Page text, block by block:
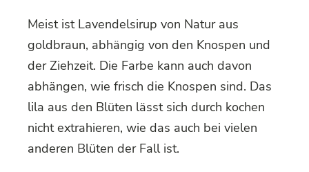
Meist ist Lavendelsirup von Natur aus
goldbraun, abhängig von den Knospen und
der Ziehzeit. Die Farbe kann auch davon
abhängen, wie frisch die Knospen sind. Das
lila aus den Blüten lässt sich durch kochen
nicht extrahieren, wie das auch bei vielen
anderen Blüten der Fall ist.